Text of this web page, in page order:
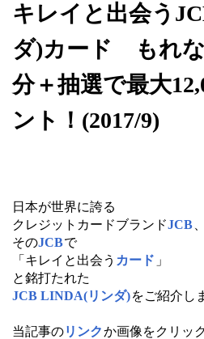
キレイと出会う
ダ)カード もれな
分＋抽選で最大
ント！(2017/9)
日本が世界に誇る
クレジットカードブランドJCB
そのJCBで
「キレイと出会う カード 」
と銘打たれた
JCB LINDA(リンダ)をご紹介し
当記事のリンクか画像をクリッ